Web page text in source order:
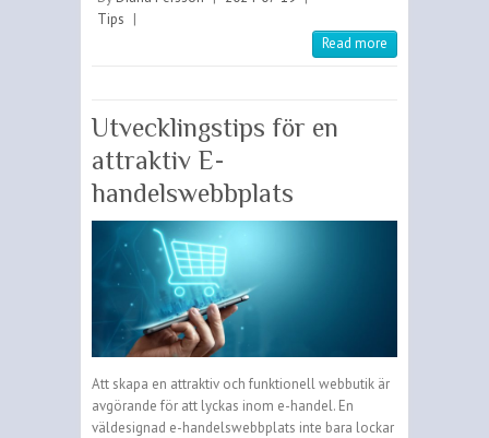
Tips |
Read more
Utvecklingstips för en
attraktiv E-
handelswebbplats
Att skapa en attraktiv och funktionell webbutik är
avgörande för att lyckas inom e-handel. En
väldesignad e-handelswebbplats inte bara lockar